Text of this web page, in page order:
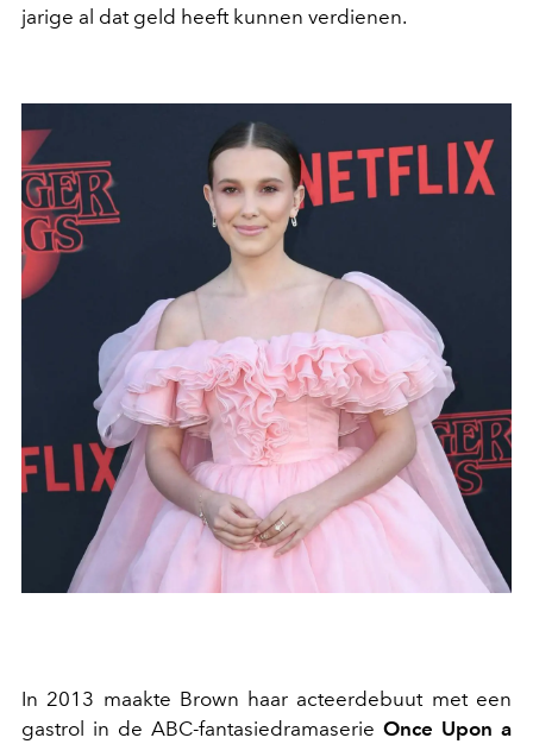
jarige al dat geld heeft kunnen verdienen.
In 2013 maakte Brown haar acteerdebuut met een
gastrol in de ABC-fantasiedramaserie Once Upon a